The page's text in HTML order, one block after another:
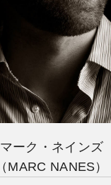
マーク・ネインズ
（MARC NANES）